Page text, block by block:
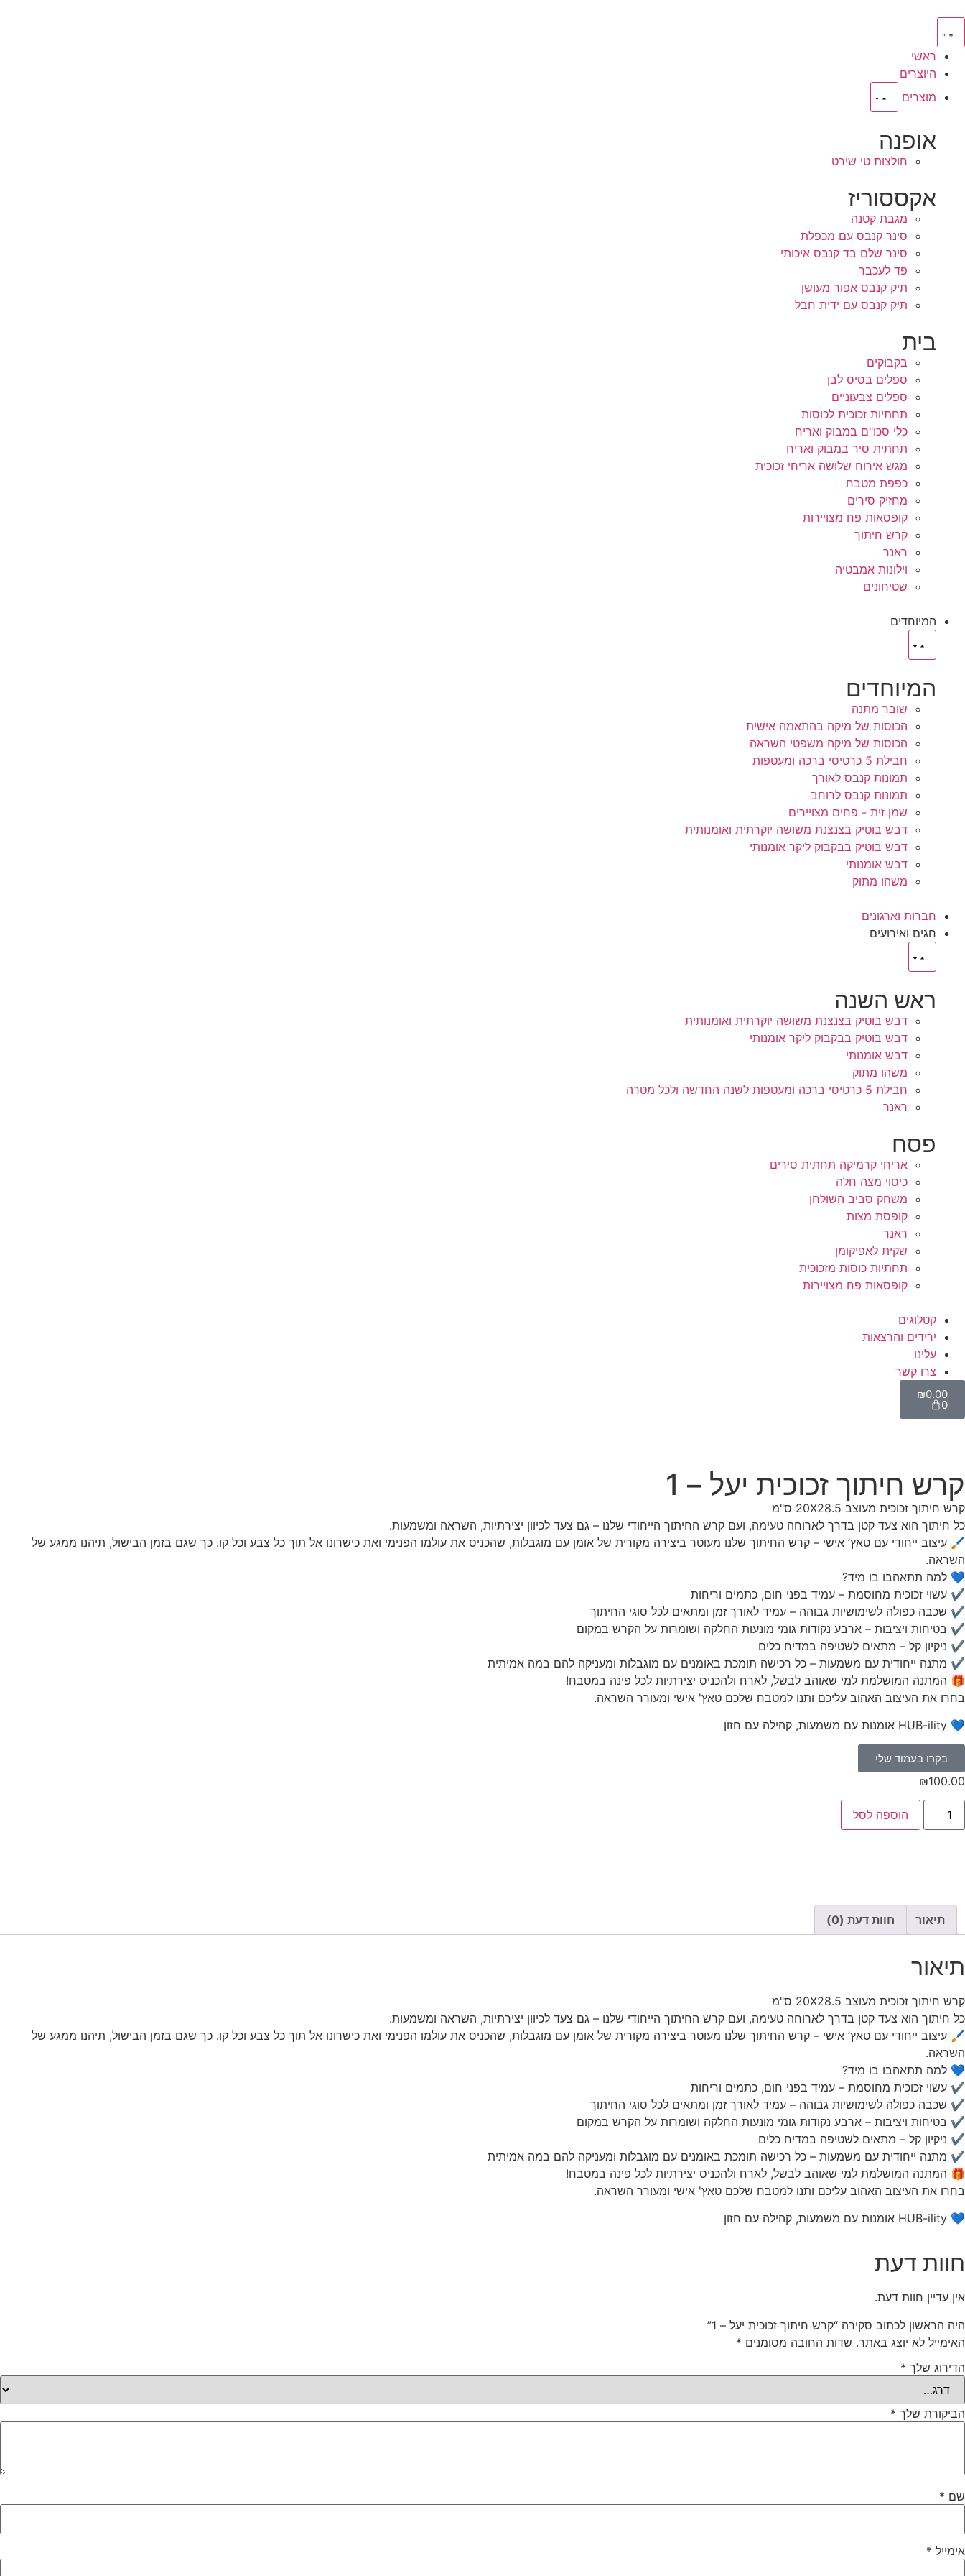
ראשי
היוצרים
מוצרים
אופנה
חולצות טי שירט
אקססוריז
מגבת קטנה
סינר קנבס עם מכפלת
סינר שלם בד קנבס איכותי
פד לעכבר
תיק קנבס אפור מעושן
תיק קנבס עם ידית חבל
בית
בקבוקים
ספלים בסיס לבן
ספלים צבעוניים
תחתיות זכוכית לכוסות
כלי סכו"ם במבוק ואריח
תחתית סיר במבוק ואריח
מגש אירוח שלושה אריחי זכוכית
כפפת מטבח
מחזיק סירים
קופסאות פח מצויירות
קרש חיתוך
ראנר
וילונות אמבטיה
שטיחונים
המיוחדים
המיוחדים
שובר מתנה
הכוסות של מיקה בהתאמה אישית
הכוסות של מיקה משפטי השראה
חבילת 5 כרטיסי ברכה ומעטפות
תמונות קנבס לאורך
תמונות קנבס לרוחב
שמן זית - פחים מצויירים
דבש בוטיק בצנצנת משושה יוקרתית ואומנותית
דבש בוטיק בבקבוק ליקר אומנותי
דבש אומנותי
משהו מתוק
חברות וארגונים
חגים ואירועים
ראש השנה
דבש בוטיק בצנצנת משושה יוקרתית ואומנותית
דבש בוטיק בבקבוק ליקר אומנותי
דבש אומנותי
משהו מתוק
חבילת 5 כרטיסי ברכה ומעטפות לשנה החדשה ולכל מטרה
ראנר
פסח
אריחי קרמיקה תחתית סירים
כיסוי מצה חלה
משחק סביב השולחן
קופסת מצות
ראנר
שקית לאפיקומן
תחתיות כוסות מזכוכית
קופסאות פח מצויירות
קטלוגים
ירידים והרצאות
עלינו
צרו קשר
₪0.00
0
קרש חיתוך זכוכית יעל – 1
קרש חיתוך זכוכית מעוצב 20X28.5 ס"מ
כל חיתוך הוא צעד קטן בדרך לארוחה טעימה, ועם קרש החיתוך הייחודי שלנו – גם צעד לכיוון יצירתיות, השראה ומשמעות.
🖌️ עיצוב ייחודי עם טאץ’ אישי – קרש החיתוך שלנו מעוטר ביצירה מקורית של אומן עם מוגבלות, שהכניס את עולמו הפנימי ואת כישרונו אל תוך כל צבע וכל קו. כך שגם בזמן הבישול, תיהנו ממגע של
השראה.
💙 למה תתאהבו בו מיד?
✔ עשוי זכוכית מחוסמת – עמיד בפני חום, כתמים וריחות
✔ שכבה כפולה לשימושיות גבוהה – עמיד לאורך זמן ומתאים לכל סוגי החיתוך
✔ בטיחות ויציבות – ארבע נקודות גומי מונעות החלקה ושומרות על הקרש במקום
✔ ניקיון קל – מתאים לשטיפה במדיח כלים
✔ מתנה ייחודית עם משמעות – כל רכישה תומכת באומנים עם מוגבלות ומעניקה להם במה אמיתית
🎁 המתנה המושלמת למי שאוהב לבשל, לארח ולהכניס יצירתיות לכל פינה במטבח!
בחרו את העיצוב האהוב עליכם ותנו למטבח שלכם טאץ' אישי ומעורר השראה.
💙 HUB-ility אומנות עם משמעות, קהילה עם חזון
בקרו בעמוד שלי
₪100.00
הוספה לסל
תיאור חוות דעת (0)
תיאור
קרש חיתוך זכוכית מעוצב 20X28.5 ס"מ
כל חיתוך הוא צעד קטן בדרך לארוחה טעימה, ועם קרש החיתוך הייחודי שלנו – גם צעד לכיוון יצירתיות, השראה ומשמעות.
🖌️ עיצוב ייחודי עם טאץ’ אישי – קרש החיתוך שלנו מעוטר ביצירה מקורית של אומן עם מוגבלות, שהכניס את עולמו הפנימי ואת כישרונו אל תוך כל צבע וכל קו. כך שגם בזמן הבישול, תיהנו ממגע של
השראה.
💙 למה תתאהבו בו מיד?
✔ עשוי זכוכית מחוסמת – עמיד בפני חום, כתמים וריחות
✔ שכבה כפולה לשימושיות גבוהה – עמיד לאורך זמן ומתאים לכל סוגי החיתוך
✔ בטיחות ויציבות – ארבע נקודות גומי מונעות החלקה ושומרות על הקרש במקום
✔ ניקיון קל – מתאים לשטיפה במדיח כלים
✔ מתנה ייחודית עם משמעות – כל רכישה תומכת באומנים עם מוגבלות ומעניקה להם במה אמיתית
🎁 המתנה המושלמת למי שאוהב לבשל, לארח ולהכניס יצירתיות לכל פינה במטבח!
בחרו את העיצוב האהוב עליכם ותנו למטבח שלכם טאץ' אישי ומעורר השראה.
💙 HUB-ility אומנות עם משמעות, קהילה עם חזון
חוות דעת
אין עדיין חוות דעת.
היה הראשון לכתוב סקירה “קרש חיתוך זכוכית יעל – 1”
האימייל לא יוצג באתר. שדות החובה מסומנים *
הדירוג שלך *
הביקורת שלך *
שם *
אימייל *